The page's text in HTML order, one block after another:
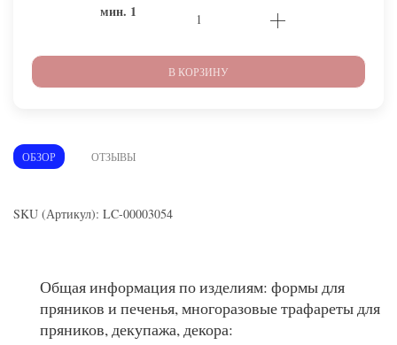
мин. 1
В КОРЗИНУ
ОБЗОР ОТЗЫВЫ
SKU (Артикул): LC-00003054
Общая информация по изделиям: формы для
пряников и печенья, многоразовые трафареты для
пряников, декупажа, декора: